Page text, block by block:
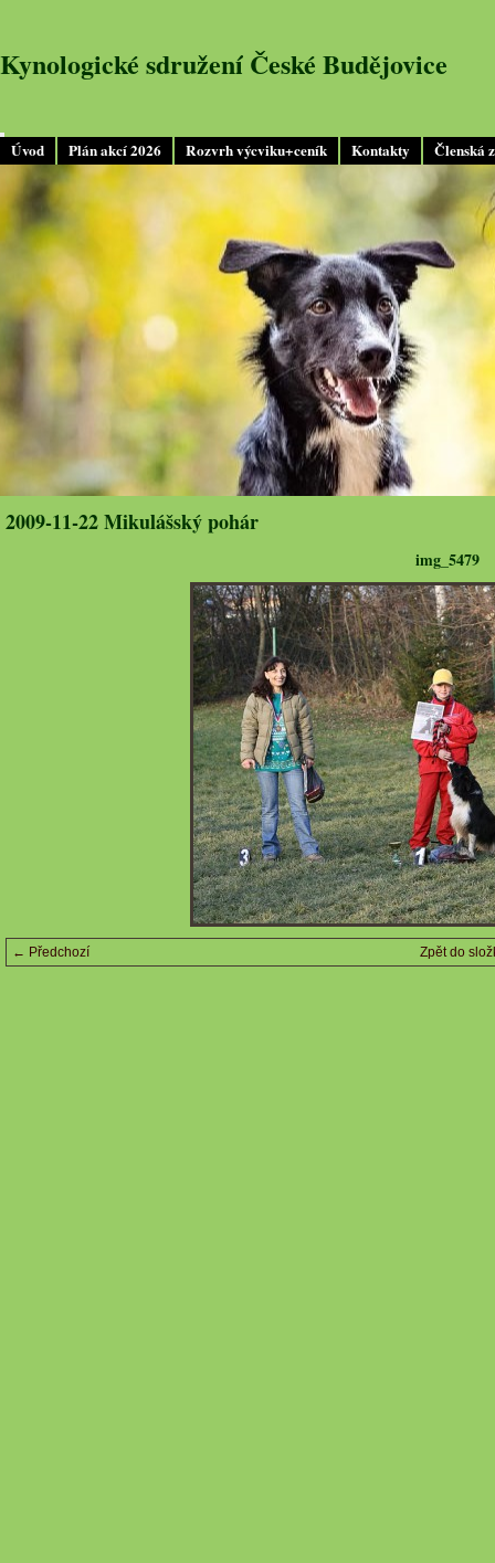
Úvod Plán akcí 2026 Rozvrh výcviku+ceník Kontakty Členská
Kynologické sdružení České Budějovice
2009-11-22 Mikulášský pohár
img_5479
← Předchozí Zpět do